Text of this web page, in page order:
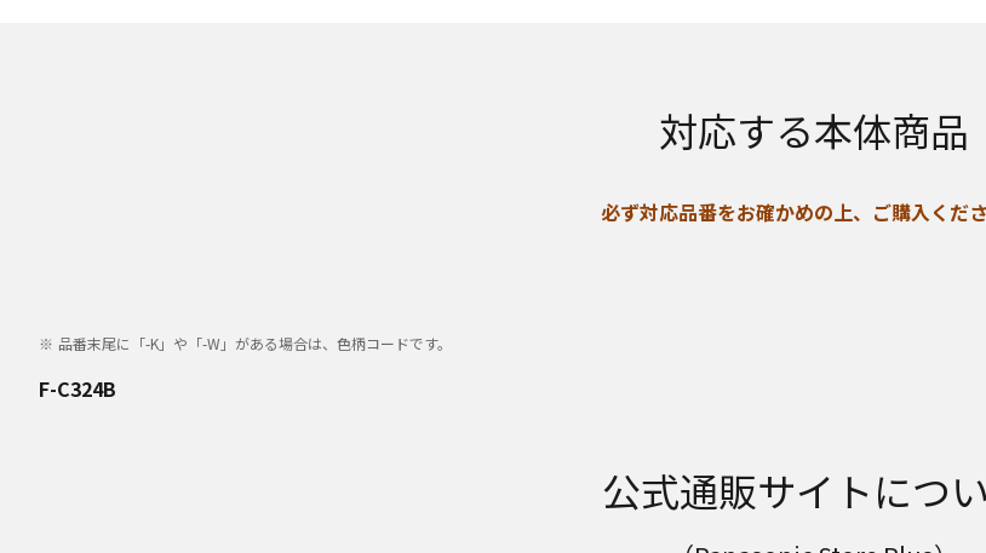
対応する本体商品
必ず対応品番をお確かめの上、ご購入くださ
品番末尾に「-K」や「-W」がある場合は、色柄コードです。
F-C324B
公式通販サイトにつ